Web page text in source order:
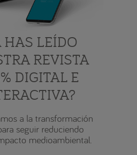
HAS LEÍDO
REVISTA
DIGITAL E
a la transformación
seguir reduciendo
medioambiental.